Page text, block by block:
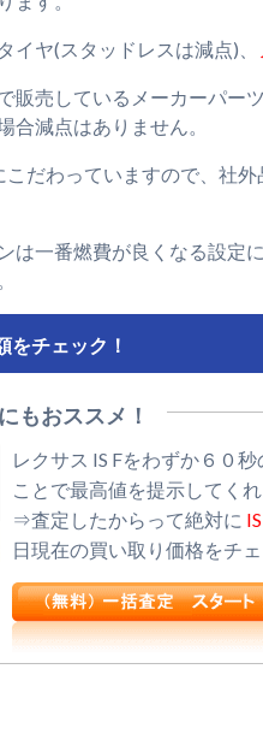
イヤ(スタッドレスは減点)、
販売しているメーカーパー
合減点はありません。
こだわっていますので、社
は一番燃費が良くなる設定
をチェック！
もおススメ！
レクサス IS Fをわずか６０
ことで最高値を提示してく
⇒査定したからって絶対に
日現在の買い取り価格をチ